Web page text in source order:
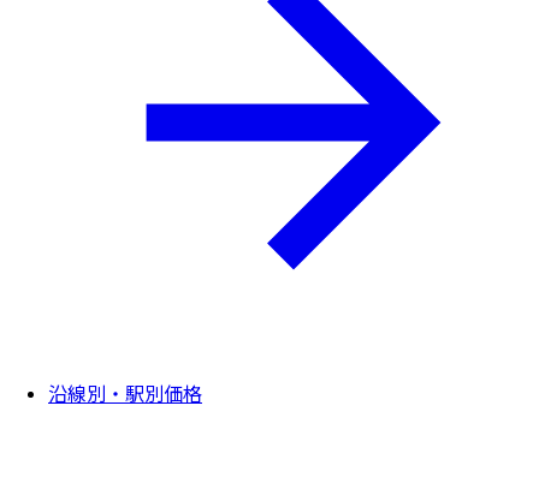
沿線別・駅別価格